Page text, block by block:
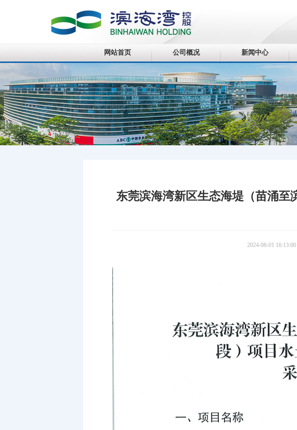
网站首页 公司概况 新闻中心
东莞滨海湾新区生态海堤（苗涌至
2024-08-01